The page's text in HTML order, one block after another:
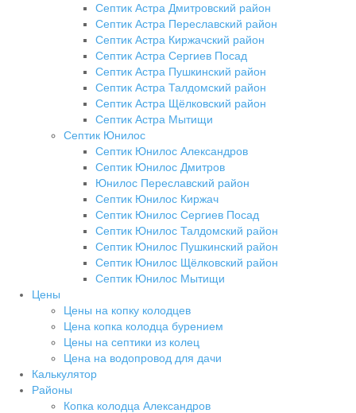
Септик Астра Дмитровский район
Септик Астра Переславский район
Септик Астра Киржачский район
Септик Астра Сергиев Посад
Септик Астра Пушкинский район
Септик Астра Талдомский район
Септик Астра Щёлковский район
Септик Астра Мытищи
Септик Юнилос
Септик Юнилос Александров
Септик Юнилос Дмитров
Юнилос Переславский район
Септик Юнилос Киржач
Септик Юнилос Сергиев Посад
Септик Юнилос Талдомский район
Септик Юнилос Пушкинский район
Септик Юнилос Щёлковский район
Септик Юнилос Мытищи
Цены
Цены на копку колодцев
Цена копка колодца бурением
Цены на септики из колец
Цена на водопровод для дачи
Калькулятор
Районы
Копка колодца Александров